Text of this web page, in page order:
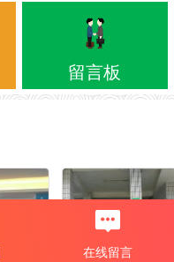
留言板
在线留言